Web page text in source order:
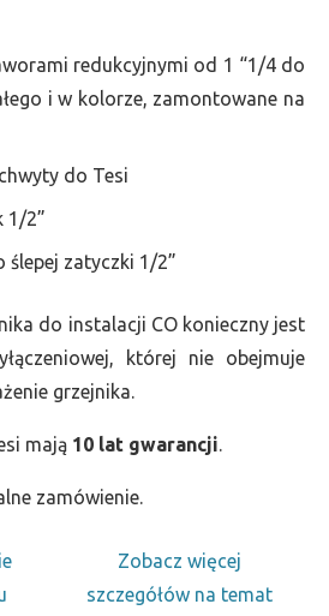
redukcyjnymi od 1 “1/4 do
i w kolorze, zamontowane na
do Tesi
1/2”
ślepej zatyczki 1/2”
do instalacji CO konieczny jest
której nie obejmuje
grzejnika.
mają 10 lat gwarancji.
zamówienie.
Zobacz więcej
szczegółów na temat